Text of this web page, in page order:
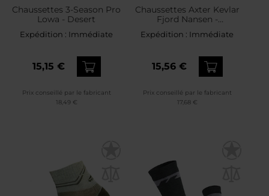
Chaussettes 3-Season Pro
Lowa - Desert
Expédition : Immédiate
15,15 €
Prix conseillé par le fabricant
18,49 €
Chaussettes Axter Kevlar
Fjord Nansen -
Black/Oaky Red
Expédition : Immédiate
15,56 €
Prix conseillé par le fabricant
17,68 €